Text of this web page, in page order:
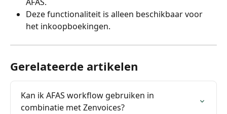
Deze functionaliteit is alleen beschikbaar voor
het inkoopboekingen.
Gerelateerde artikelen
Kan ik AFAS workflow gebruiken in
combinatie met Zenvoices?